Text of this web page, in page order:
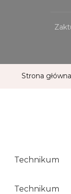
Strona główna
Technikum
Technikum